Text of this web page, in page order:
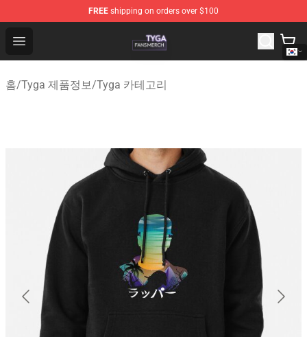
FREE shipping on orders over $100
Open menu
Tyga Shop - Official Tyga Merchandise Store
홈/Tyga 제품정보/Tyga 카테고리